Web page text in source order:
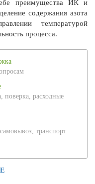
преимущества ИК и
содержания азота
температурой
процесса.
поверка, расходные
транспорт